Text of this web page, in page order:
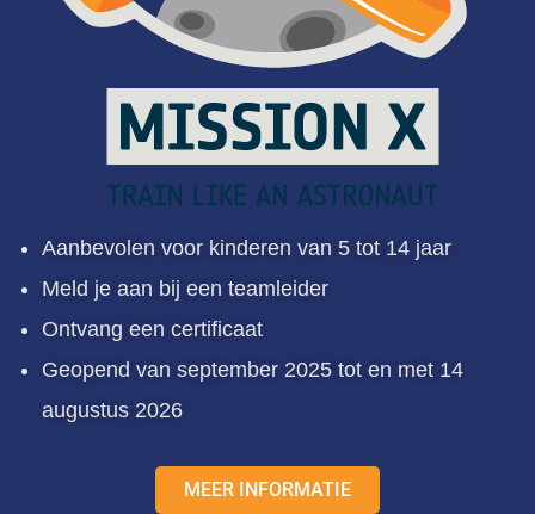
Aanbevolen voor kinderen van 5 tot 14 jaar
Meld je aan bij een teamleider
Ontvang een certificaat
Geopend van september 2025 tot en met 14
augustus 2026
MEER INFORMATIE